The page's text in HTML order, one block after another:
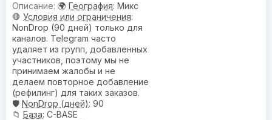
🌍 География: Микс
🛑 Условия или ограничения:
NonDrop (90 дней) только для
каналов. Telegram часто
удаляет из групп, добавленных
участников, поэтому мы не
принимаем жалобы и не
делаем повторное добавление
(рефилинг) для таких заказов.
🛡️ NonDrop (дней): 90
📁 База: C-BASE